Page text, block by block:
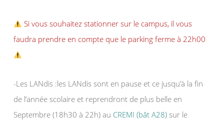
Si vous souhaitez stationner sur le campus, il vous
faudra prendre en compte que le parking ferme à 22h00
-Les LANdis :les LANdis sont en pause et ce jusqu’à la fin
de l’année scolaire et reprendront de plus belle en
Septembre (18h30 à 22h) au CREMI (bât A28) sur le